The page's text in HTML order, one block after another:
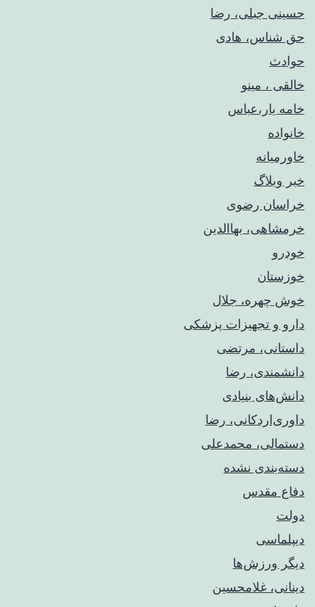
حسینی جبلی، رضا
حق شناس، هادی
حوادث
خالقی ، مینو
خامه یار،عباس
خانواده
خاورمیانه
خبر وبلاگ
خراسان رضوی
خرمشاهی، بهاالدین
خودرو
خوزستان
خوش چهره، جلال
دارو و تجهیزات پزشکی
داستانی، مرتضی
دانشمندی، رضا
دانش‌های بنیادی
داوری‌اردکانی، رضا
دستمالی، محمدعلی
دسته‌بندی نشده
دفاع مقدس
دولت
دیپلماسی
دیگر ورزش‌ها
دینانی، غلامحسین